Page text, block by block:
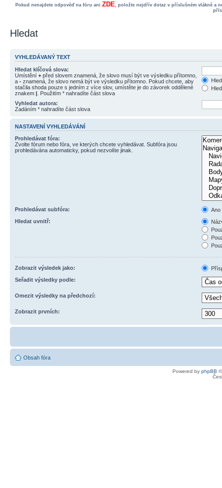
Pokud nenajdete odpověď na fóru ani ZDE, položte nejdřív dotaz v příslušném vlákně a
Hledat
VYHLEDÁVANÝ TEXT
Hledat klíčová slova:
Umístění + před slovem znamená, že slovo musí být ve výsledku přítomno,
a - znamená, že slovo nemá být ve výsledku přítomno. Pokud chcete, aby
stačila shoda pouze s jedním z více slov, umístěte je do závorek oddělené
znakem | . Použitím * nahradíte část slova
Vyhledat autora:
Zadáním * nahradíte část slova
NASTAVENÍ VYHLEDÁVÁNÍ
Prohledávat fóra:
Zvolte fórum nebo fóra, ve kterých chcete vyhledávat. Subfóra jsou
prohledávána automaticky, pokud nezvolíte jinak.
Prohledávat subfóra:
Ano
Hledat uvnitř:
Zobrazit výsledek jako:
Seřadit výsledky podle:
Omezit výsledky na předchozí:
Zobrazit prvních:
Obsah fóra
Powered by phpBB